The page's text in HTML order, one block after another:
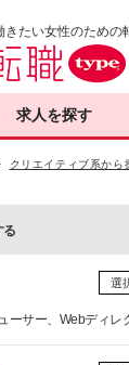
きたい女性のための
求人を探す
クリエイティブ系から
る
選
ーサー、Webディレ